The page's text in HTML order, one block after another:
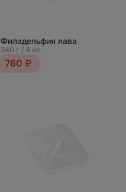
Филадельфия лава
340 г / 8 шт
760 ₽